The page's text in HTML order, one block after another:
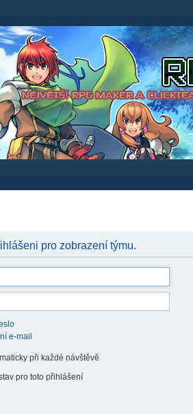
pro zobrazení týmu.
e-mail
při každé návštěvě
pro toto přihlášení